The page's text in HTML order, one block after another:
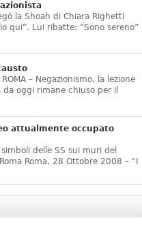
la Shoah di Chiara Righetti
qui”. Lui ribatte: “Sono sereno”
– Negazionismo, la lezione
oggi rimane chiuso per il
attualmente occupato
delle SS sui muri del
Roma, 28 Ottobre 2008 – “I